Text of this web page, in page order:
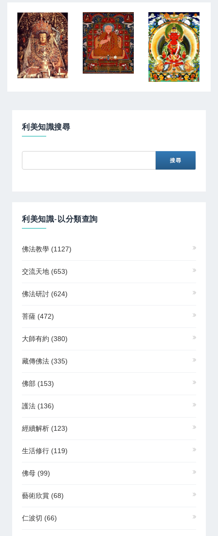
利美知識搜尋
利美知識-以分類查詢
佛法教學 (1127)
交流天地 (653)
佛法研討 (624)
菩薩 (472)
大師有約 (380)
藏傳佛法 (335)
佛部 (153)
護法 (136)
經續解析 (123)
生活修行 (119)
佛母 (99)
藝術欣賞 (68)
仁波切 (66)